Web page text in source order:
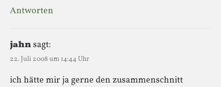
Antworten
jahnsagt:
22. Juli 2008 um 14:44 Uhr
ich hätte mir ja gerne den zusammenschnitt